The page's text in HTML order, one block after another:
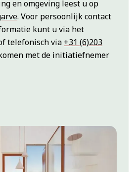
en omgeving leest u op
. Voor persoonlijk contact
kunt u via het
telefonisch via +31 (6)203
met de initiatiefnemer